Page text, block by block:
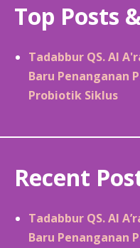
Top Posts
Tadabbur QS. Al
Baru Penanganan
Probiotik Siklus
Recent
Tadabbur QS. Al
Baru Penanganan